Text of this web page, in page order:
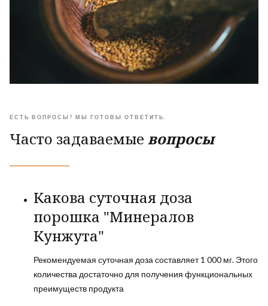
ЕСТЬ ВОПРОСЫ? МЫ ГОТОВЫ ОТВЕТИТЬ.
Часто задаваемые вопросы
Какова суточная доза
порошка "Минералов
Кунжута"
Рекомендуемая суточная доза составляет 1 000 мг. Этого
количества достаточно для получения функциональных
преимуществ продукта